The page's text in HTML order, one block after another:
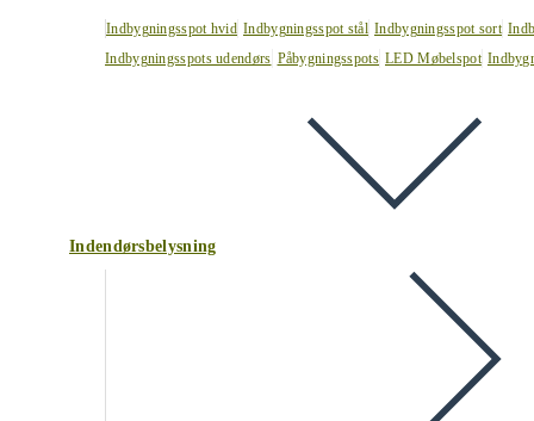
Indbygningsspot hvid Indbygningsspot stål Indbygningsspot sort
Indbygningsspots udendørs Påbygningsspots LED Møbelspot
Indendørsbelysning